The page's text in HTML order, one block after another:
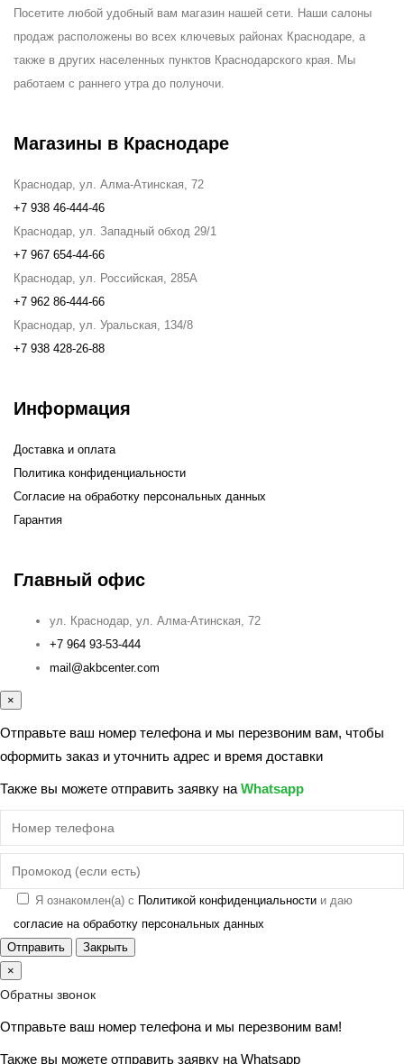
Посетите любой удобный вам магазин нашей сети. Наши салоны
продаж расположены во всех ключевых районах Краснодаре, а
также в других населенных пунктов Краснодарского края. Мы
работаем с раннего утра до полуночи.
Магазины в Краснодаре
Краснодар, ул. Алма-Атинская, 72
+7 938 46-444-46
Краснодар, ул. Западный обход 29/1
+7 967 654-44-66
Краснодар, ул. Российская, 285А
+7 962 86-444-66
Краснодар, ул. Уральская, 134/8
+7 938 428-26-88
Информация
Доставка и оплата
Политика конфиденциальности
Согласие на обработку персональных данных
Гарантия
Главный офис
ул. Краснодар, ул. Алма-Атинская, 72
+7 964 93-53-444
mail@akbcenter.com
×
Отправьте ваш номер телефона и мы перезвоним вам, чтобы
оформить заказ и уточнить адрес и время доставки
Также вы можете отправить заявку наWhatsapp
Я ознакомлен(а) с Политикой конфиденциальности и даю
согласие на обработку персональных данных
Отправить
Закрыть
×
Обратны звонок
Отправьте ваш номер телефона и мы перезвоним вам!
Также вы можете отправить заявку наWhatsapp